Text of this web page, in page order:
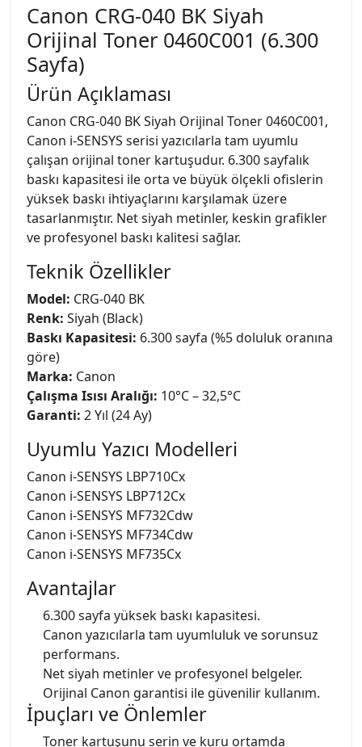
Canon CRG-040 BK Siyah
Orijinal Toner 0460C001 (6.300
Sayfa)
Ürün Açıklaması
Canon CRG-040 BK Siyah Orijinal Toner 0460C001,
Canon i-SENSYS serisi yazıcılarla tam uyumlu
çalışan orijinal toner kartuşudur. 6.300 sayfalık
baskı kapasitesi ile orta ve büyük ölçekli ofislerin
yüksek baskı ihtiyaçlarını karşılamak üzere
tasarlanmıştır. Net siyah metinler, keskin grafikler
ve profesyonel baskı kalitesi sağlar.
Teknik Özellikler
Model: CRG-040 BK
Renk: Siyah (Black)
Baskı Kapasitesi: 6.300 sayfa (%5 doluluk oranına
göre)
Marka: Canon
Çalışma Isısı Aralığı: 10°C – 32,5°C
Garanti: 2 Yıl (24 Ay)
Uyumlu Yazıcı Modelleri
Canon i-SENSYS LBP710Cx
Canon i-SENSYS LBP712Cx
Canon i-SENSYS MF732Cdw
Canon i-SENSYS MF734Cdw
Canon i-SENSYS MF735Cx
Avantajlar
6.300 sayfa yüksek baskı kapasitesi.
Canon yazıcılarla tam uyumluluk ve sorunsuz
performans.
Net siyah metinler ve profesyonel belgeler.
Orijinal Canon garantisi ile güvenilir kullanım.
İpuçları ve Önlemler
Toner kartuşunu serin ve kuru ortamda